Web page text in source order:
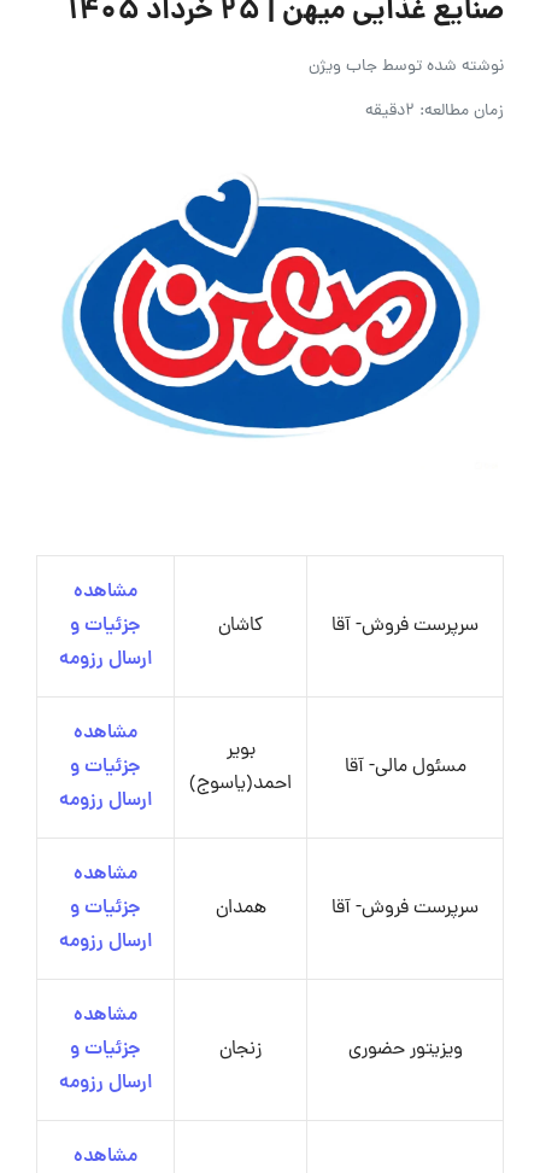
صنایع غذایی میهن | ۲۵ خرداد ۱۴۰۵
نوشته شده توسطجاب ویژن
زمان مطالعه: 2دقیقه
سرپرست فروش- آقا کاشان
مشاهده
جزئیات و
ارسال رزومه
مسئول مالی- آقا
بویر
احمد(یاسوج)
مشاهده
جزئیات و
ارسال رزومه
سرپرست فروش- آقا همدان
مشاهده
جزئیات و
ارسال رزومه
ویزیتور حضوری زنجان
مشاهده
جزئیات و
ارسال رزومه
مشاهده